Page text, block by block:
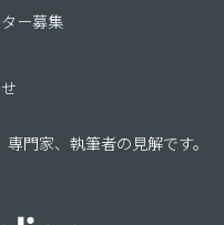
ー募集
門家、執筆者の見解です。